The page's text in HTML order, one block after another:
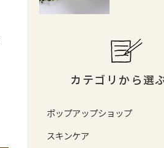
カテゴリから選
ポップアップショップ
スキンケア